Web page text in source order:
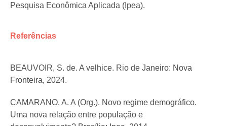
Pesquisa Econômica Aplicada (Ipea).
Referências
BEAUVOIR, S. de. A velhice. Rio de Janeiro: Nova
Fronteira, 2024.
CAMARANO, A. A (Org.). Novo regime demográfico.
Uma nova relação entre população e